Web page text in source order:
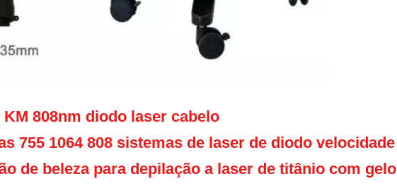
808nm diodo laser cabelo
755 1064 808 sistemas de laser de diodo velocidade
de beleza para depilação a laser de titânio com gelo